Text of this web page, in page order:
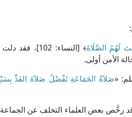
لَهُمُ الصَّلَاةَ
﴾ [النساء:
الأمن أولى.
«صَلاَةُ الجَمَاعَةِ تَفْضُلُ صَلاَةَ الفَذِّ
رخَّص بعض العلماء التخلف عن